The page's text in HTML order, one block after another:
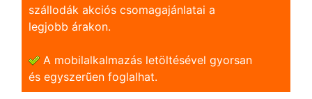
szállodák akciós csomagajánlatai a
legjobb árakon.
A mobilalkalmazás letöltésével gyorsan
és egyszerũen foglalhat.